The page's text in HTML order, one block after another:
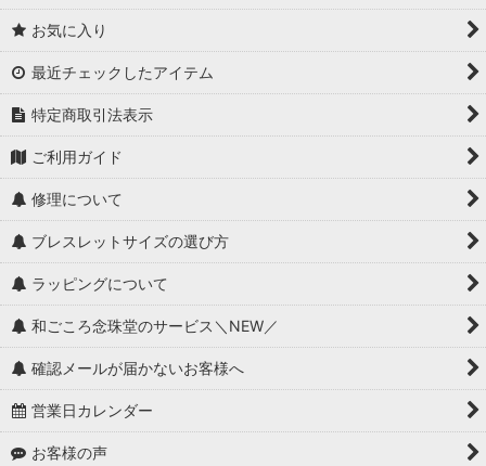
お気に入り
最近チェックしたアイテム
特定商取引法表示
ご利用ガイド
修理について
ブレスレットサイズの選び方
ラッピングについて
和ごころ念珠堂のサービス＼NEW／
確認メールが届かないお客様へ
営業日カレンダー
お客様の声